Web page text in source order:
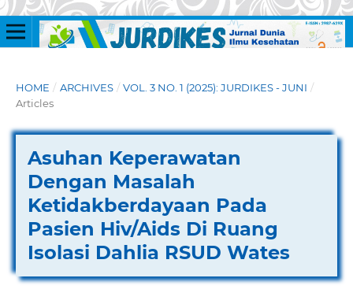
HOME / ARCHIVES / VOL. 3 NO. 1 (2025): JURDIKES - JUNI /
Articles
Asuhan Keperawatan
Dengan Masalah
Ketidakberdayaan Pada
Pasien Hiv/Aids Di Ruang
Isolasi Dahlia RSUD Wates